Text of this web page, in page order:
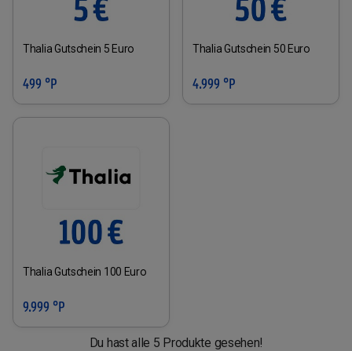
Thalia Gutschein 5 Euro
499 °P
Thalia Gutschein 50 Euro
4.999 °P
Thalia Gutschein 100 Euro
9.999 °P
Du hast alle 5 Produkte gesehen!